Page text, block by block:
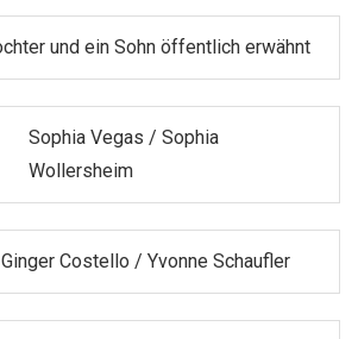
und ein Sohn öffentlich erwähnt
Sophia Vegas / Sophia
Wollersheim
Ginger Costello / Yvonne Schaufler